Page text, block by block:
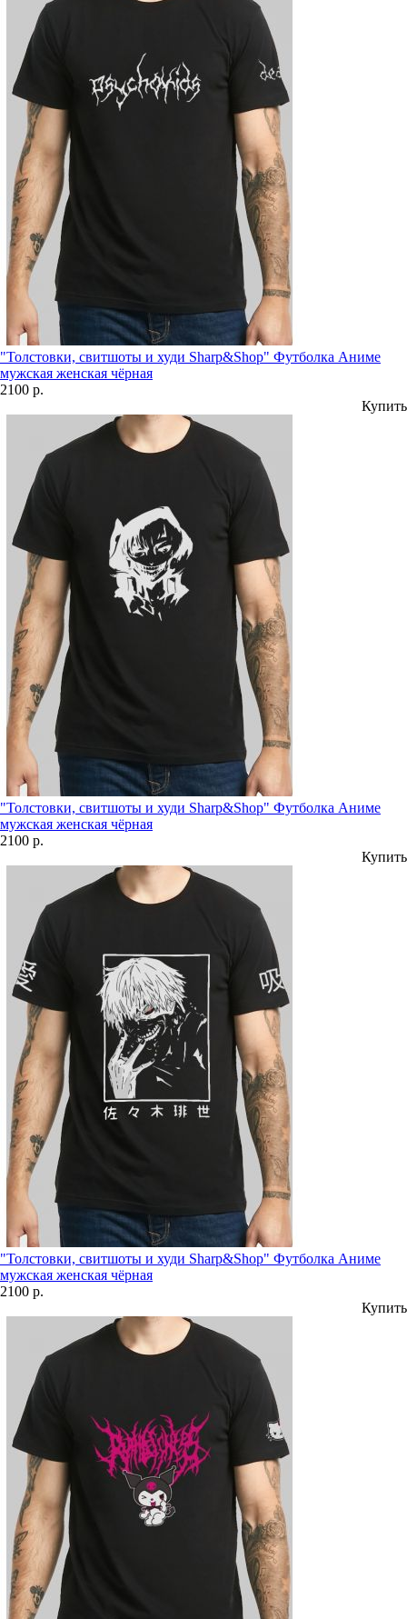
"Толстовки, свитшоты и худи Sharp&Shop" Футболка Аниме
мужская женская чёрная
2100 р.
Купить
"Толстовки, свитшоты и худи Sharp&Shop" Футболка Аниме
мужская женская чёрная
2100 р.
Купить
"Толстовки, свитшоты и худи Sharp&Shop" Футболка Аниме
мужская женская чёрная
2100 р.
Купить